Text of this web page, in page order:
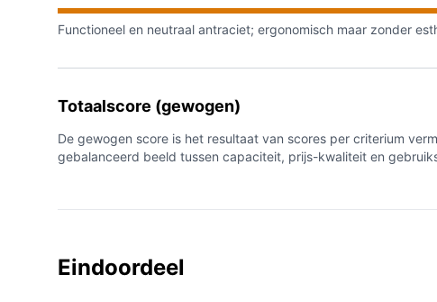
Functioneel en neutraal antraciet; ergonomisch maar zonder
Totaalscore (gewogen)
De gewogen score is het resultaat van scores per criterium
gebalanceerd beeld tussen capaciteit, prijs-kwaliteit en
Eindoordeel